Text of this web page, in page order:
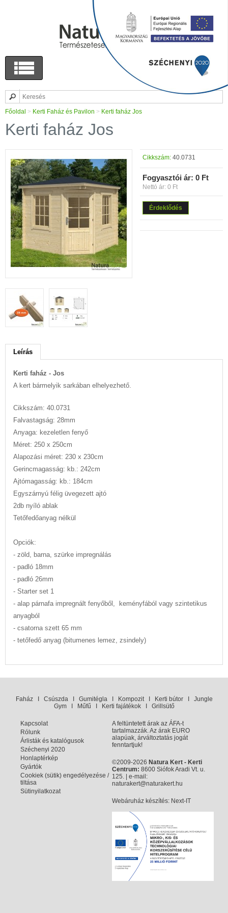
Főoldal > Kerti Faház és Pavilon > Kerti faház Jos
Kerti faház Jos
Cikkszám: 40.0731
Fogyasztói ár: 0 Ft
Nettó ár: 0 Ft
Érdeklődés
Leírás
Kerti faház - Jos
A kert bármelyik sarkában elhelyezhető.
Cikkszám: 40.0731
Falvastagság: 28mm
Anyaga: kezeletlen fenyő
Méret: 250 x 250cm
Alapozási méret: 230 x 230cm
Gerincmagasság: kb.: 242cm
Ajtómagasság: kb.: 184cm
Egyszárnyú félig üvegezett ajtó
2db nyíló ablak
Tetőfedőanyag nélkül
Opciók:
- zöld, barna, szürke impregnálás
- padló 18mm
- padló 26mm
- Starter set 1
- alap párnafa impregnált fenyőből, keményfából vagy szintetikus
anyagból
- csatorna szett 65 mm
- tetőfedő anyag (bitumenes lemez, zsindely)
FaházI CsúszdaI GumitéglaI KompozitI Kerti bútorI Jungle
GymI Műfű Kerti fajátékokI Grillsütő
Kapcsolat
Rólunk
Árlisták és katalógusok
Széchenyi 2020
Honlaptérkép
Gyártók
Cookiek (sütik) engedélyezése /
tiltása
Sütinyilatkozat
A feltüntetett árak az ÁFA-t
tartalmazzák. Az árak EURO
alapúak, árváltoztatás jogát
fenntartjuk!
©2009-2026 Natura Kert - Kerti
Centrum: 8600 Siófok Aradi Vt. u.
125. | e-mail:
naturakert@naturakert.hu
Webáruház készítés: Next-IT